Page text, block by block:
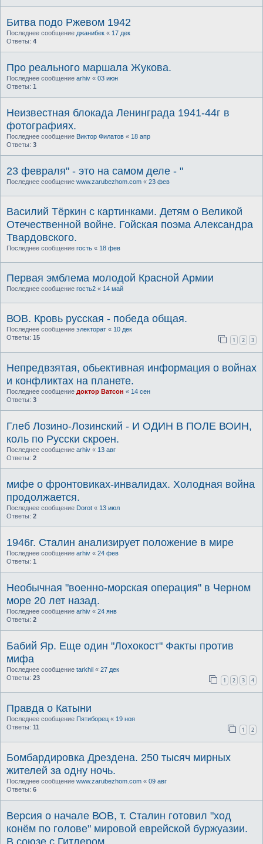
Битва подо Ржевом 1942
Последнее сообщение джанибек « 17 дек
Ответы: 4
Про реального маршала Жукова.
Последнее сообщение arhiv « 03 июн
Ответы: 1
Неизвестная блокада Ленинграда 1941-44г в
фотографиях.
Последнее сообщение Виктор Филатов « 18 апр
Ответы: 3
23 февраля" - это на самом деле - "
Последнее сообщение www.zarubezhom.com « 23 фев
Василий Тёркин с картинками. Детям о Великой
Отечественной войне. Гойская поэма Александра
Твардовского.
Последнее сообщение гость « 18 фев
Первая эмблема молодой Красной Армии
Последнее сообщение гость2 « 14 май
ВОВ. Кровь русская - победа общая.
Последнее сообщение электорат « 10 дек
Ответы: 15 1 2 3
Непредвзятая, обьективная информация о войнах
и конфликтах на планете.
Последнее сообщение доктор Ватсон « 14 сен
Ответы: 3
Глеб Лозино-Лозинский - И ОДИН В ПОЛЕ ВОИН,
коль по Русски скроен.
Последнее сообщение arhiv « 13 авг
Ответы: 2
мифе о фронтовиках-инвалидах. Холодная война
продолжается.
Последнее сообщение Dorot « 13 июл
Ответы: 2
1946г. Сталин анализирует положение в мире
Последнее сообщение arhiv « 24 фев
Ответы: 1
Необычная "военно-морская операция" в Черном
море 20 лет назад.
Последнее сообщение arhiv « 24 янв
Ответы: 2
Бабий Яр. Еще один "Лохокост" Факты против
мифа
Последнее сообщение tarkhil « 27 дек
Ответы: 23 1 2 3 4
Правда о Катыни
Последнее сообщение Пятиборец « 19 ноя
Ответы: 11 1 2
Бомбардировка Дрездена. 250 тысяч мирных
жителей за одну ночь.
Последнее сообщение www.zarubezhom.com « 09 авг
Ответы: 6
Версия о начале ВОВ, т. Сталин готовил "ход
конём по голове" мировой еврейской буржуазии.
В союзе с Гитлером.